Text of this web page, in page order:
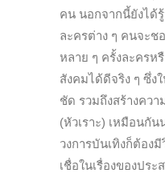
คน นอกจากนี้ยังได้
ละครต่าง ๆ คนจะช
หลาย ๆ ครั้งละคร
สังคมได้ดีจริง ๆ ซึ่ง
ชัด รวมถึงสร้างคว
(หัวเราะ) เหมือนกัน
วงการบันเทิงก็ต้อง
เชื่อในเรื่องของปร